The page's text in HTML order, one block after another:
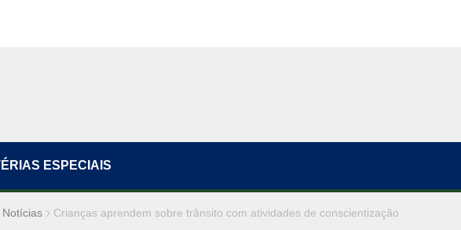
ESPECIAIS
Notícias Crianças aprendem sobre trânsito com atividades de conscientização